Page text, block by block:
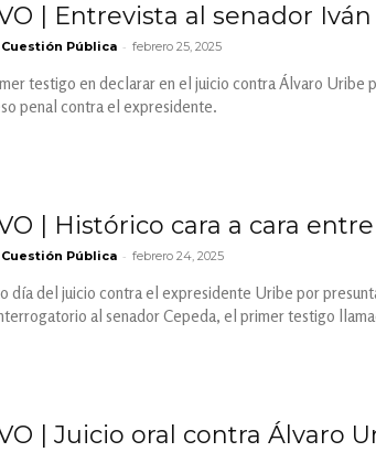
| Entrevista al senador
Cuestión Pública - febrero 25, 2025
testigo en declarar en el juicio contra Álvaro Uribe
penal contra el expresidente.
| Histórico cara a cara
Cuestión Pública - febrero 24, 2025
día del juicio contra el expresidente Uribe por
al senador Cepeda, el primer testigo
| Juicio oral contra Álvaro